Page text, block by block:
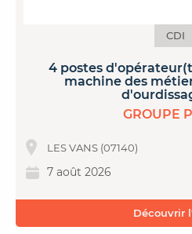
CDI
4 postes
machine des
GROUPE
LES VANS (07140)
7 août 2026
Découvrir